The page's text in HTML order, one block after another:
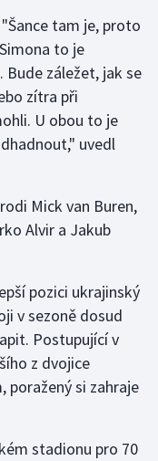
tam je, proto
to je
záležet, jak se
zítra při
U obou to je
uvedl
Mick van Buren,
Alvir a Jakub
pozici ukrajinský
v sezoně dosud
Postupující v
z dvojice
poražený si zahraje
stadionu pro 70